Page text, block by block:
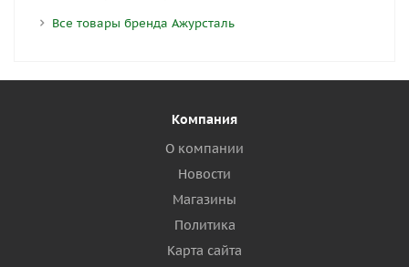
Все товары бренда Ажурсталь
Компания
О компании
Новости
Магазины
Политика
Карта сайта